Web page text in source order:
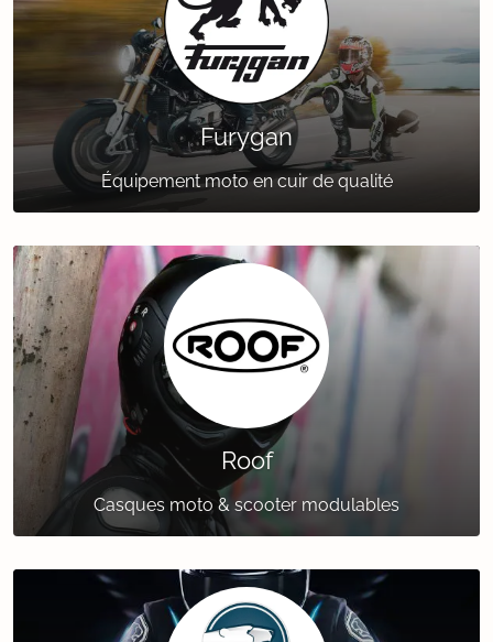
Furygan
Équipement moto en cuir de qualité
Roof
Casques moto & scooter modulables